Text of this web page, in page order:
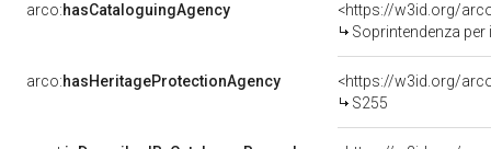
arco:hasCataloguingAgency
<https://w3id.org/
Soprintendenza per i
arco:hasHeritageProtectionAgency
<https://w3id.org/
S255